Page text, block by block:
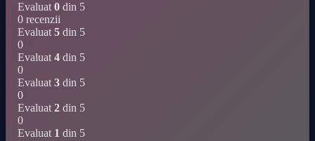
Evaluat 0 din 5
0 recenzii
Evaluat 5 din 5
0
Evaluat 4 din 5
0
Evaluat 3 din 5
0
Evaluat 2 din 5
0
Evaluat 1 din 5